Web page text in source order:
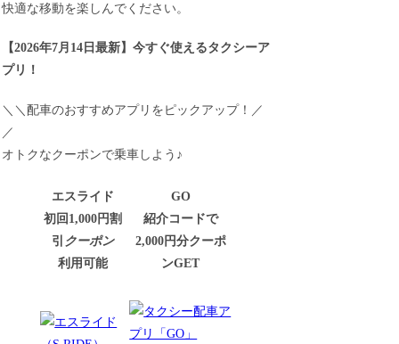
快適な移動を楽しんでください。
【2026年7月14日最新】今すぐ使えるタクシーア
プリ！
＼＼配車のおすすめアプリをピックアップ！／
／
オトクなクーポンで乗車しよう♪
エスライド
初回1,000円割
引 クーポン
利用可能
GO
紹介コードで
2,000円分クーポ
ンGET